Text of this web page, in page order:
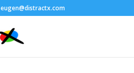
eugen@distractx.com